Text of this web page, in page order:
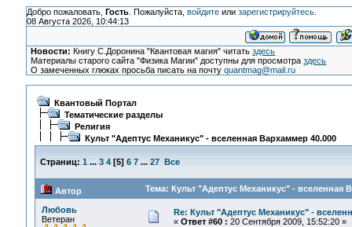
Добро пожаловать, Гость. Пожалуйста, войдитеили зарегистрируйтесь.
08 Августа 2026, 10:44:13
Новости: Книгу С.Доронина "Квантовая магия" читатьздесь
Материалы старого сайта "Физика Магии" доступны для просмотраздесь
О замеченных глюках просьба писать на почтуquantmag@mail.ru
Квантовый Портал
Тематические разделы
Религия
Культ "Адептус Механикус" - вселенная Вархаммер 40.000
Страниц: 1 ... 3 4[5] 6 7 ... 27 Все
Автор Тема: Культ "Адептус Механикус" - вселенная
Любовь
Ветеран
Re: Культ "Адептус Механикус" -
« Ответ #60 : 20 Сентября 2009, 15:52:20 »